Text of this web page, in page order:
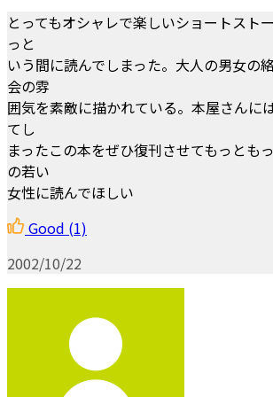
とってもオシャレで楽しいショートスト
っと
いう間に読んでしまった。大人の男女の
会の雰
囲気を素敵に描かれている。本屋さんに
てし
まったこの本をぜひ復刊させてもっとも
の若い
女性に読んでほしい
Good (1)
2002/10/22